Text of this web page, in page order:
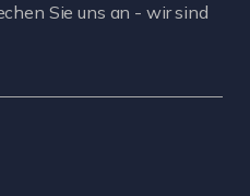
Sie uns an - wir sind